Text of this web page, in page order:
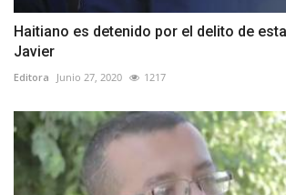
Haitiano es detenido por el delito de
Javier
Editora Junio 27, 2020 1217